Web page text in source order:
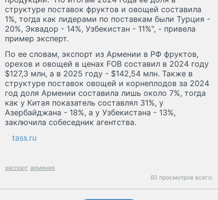
структуре поставок фруктов и овощей составила
1%, тогда как лидерами по поставкам были Турция -
20%, Эквадор - 14%, Узбекистан - 11%", - привела
пример эксперт.
По ее словам, экспорт из Армении в РФ фруктов,
орехов и овощей в ценах FOB составил в 2024 году
$127,3 млн, а в 2025 году - $142,54 млн. Также в
структуре поставок овощей и корнеплодов за 2024
год доля Армении составила лишь около 7%, тогда
как у Китая показатель составлял 31%, у
Азербайджана - 18%, а у Узбекистана - 13%,
заключила собеседник агентства.
tass.ru
экспорт армения
60 просмотров всего.